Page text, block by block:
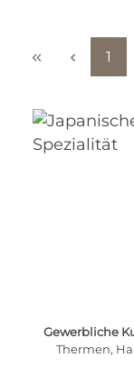
Gewerbliche
Thermen,
1